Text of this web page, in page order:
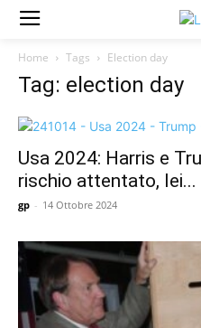
Home Tags Election day
Tag: election day
Usa 2024: Harris e
rischio attentato, lei...
gp - 14 Ottobre 2024